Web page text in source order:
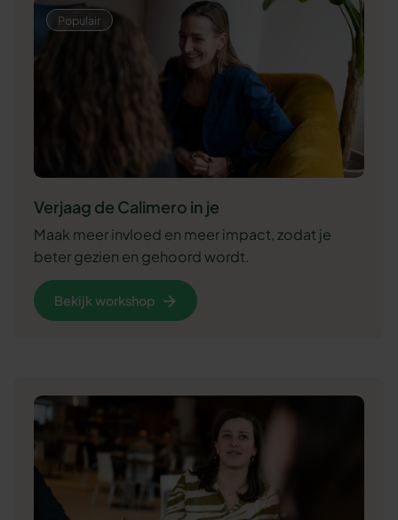
Verjaag de Calimero in je
Maak meer invloed en meer impact, zodat je
beter gezien en gehoord wordt.
Bekijk workshop